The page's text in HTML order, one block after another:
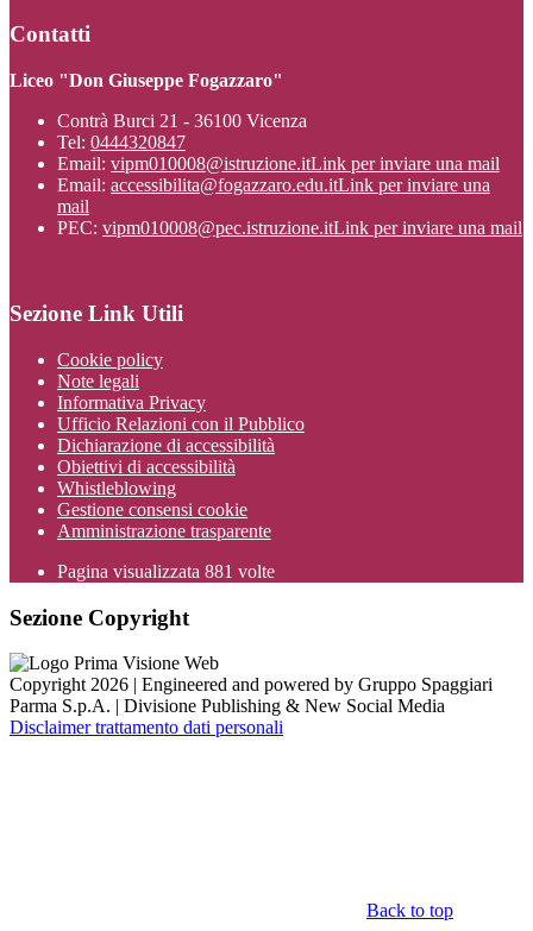
Contatti
Liceo "Don Giuseppe Fogazzaro"
Contrà Burci 21 - 36100 Vicenza
Tel: 0444320847
Email: vipm010008@istruzione.itLink per inviare una mail
Email: accessibilita@fogazzaro.edu.itLink per inviare una
mail
PEC: vipm010008@pec.istruzione.itLink per inviare una mail
Sezione Link Utili
Cookie policy
Note legali
Informativa Privacy
Ufficio Relazioni con il Pubblico
Dichiarazione di accessibilità
Obiettivi di accessibilità
Whistleblowing
Gestione consensi cookie
Amministrazione trasparente
Pagina visualizzata 881 volte
Sezione Copyright
Copyright 2026 | Engineered and powered by Gruppo Spaggiari
Parma S.p.A. | Divisione Publishing & New Social Media
Disclaimer trattamento dati personali
Back to top